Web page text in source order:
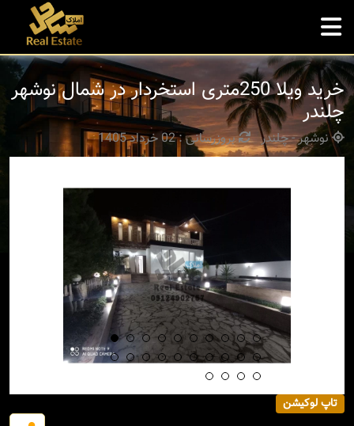
خرید ویلا 250متری استخردار در شمال نوشهر
چلندر
نوشهر - چلندر بروزرسانی : 02 خرداد 1405
تاپ لوکیشن